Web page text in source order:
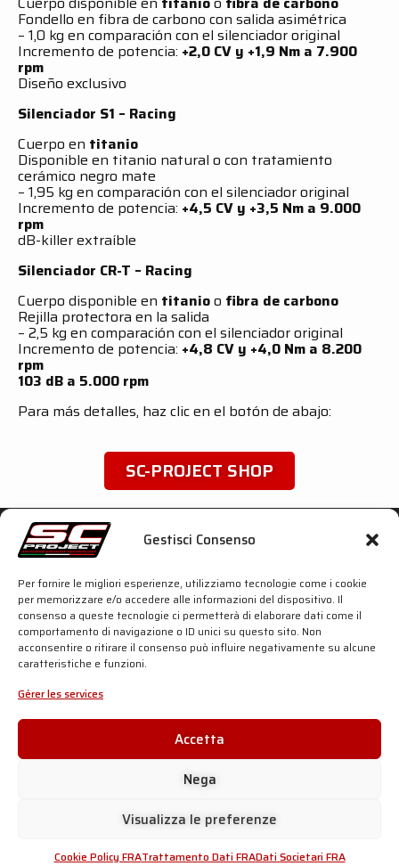
Gestisci Consenso
Per fornire le migliori esperienze, utilizziamo tecnologie come i cookie
per memorizzare e/o accedere alle informazioni del dispositivo. Il
consenso a queste tecnologie ci permetterà di elaborare dati come il
comportamento di navigazione o ID unici su questo sito. Non
acconsentire o ritirare il consenso può influire negativamente su alcune
caratteristiche e funzioni.
Gérer les services
Accetta
Nega
Visualizza le preferenze
Cookie Policy FRATrattamento Dati FRADati Societari FRA
Fondello en fibra de carbono con salida asimétrica
– 1,0 kg en comparación con el silenciador original
Incremento de potencia: +2,0 CV y +1,9 Nm a 7.900
rpm
Diseño exclusivo
Silenciador S1 – Racing
Cuerpo en titanio
Disponible en titanio natural o con tratamiento
cerámico negro mate
– 1,95 kg en comparación con el silenciador original
Incremento de potencia: +4,5 CV y +3,5 Nm a 9.000
rpm
dB-killer extraíble
Silenciador CR-T – Racing
Cuerpo disponible en titanioo fibra de carbono
Rejilla protectora en la salida
– 2,5 kg en comparación con el silenciador original
Incremento de potencia: +4,8 CV y +4,0 Nm a 8.200
rpm
103 dB a 5.000 rpm
Para más detalles, haz clic en el botón de abajo:
SC-PROJECT SHOP
SC-Project World
Shop
Silencieux
Entreprise
Motorsport
Informations & Assistance
Distributeurs officiels